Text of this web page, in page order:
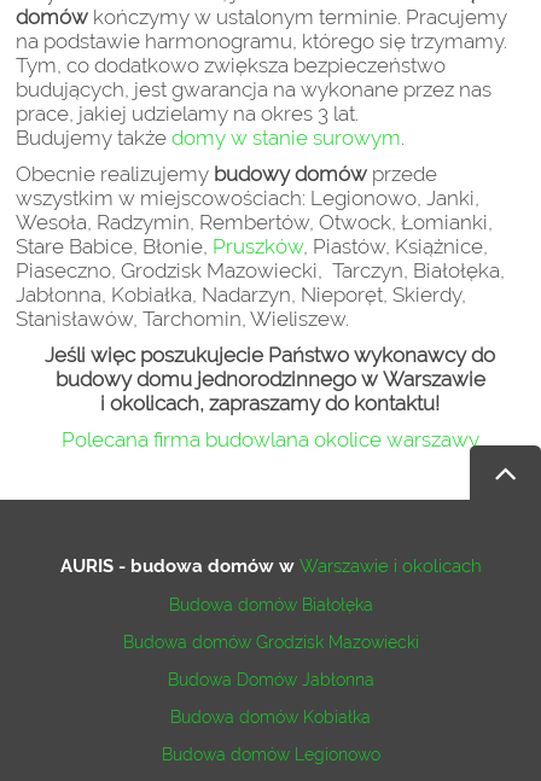
domów kończymy w ustalonym terminie. Pracujemy
na podstawie harmonogramu, którego się trzymamy.
Tym, co dodatkowo zwiększa bezpieczeństwo
budujących, jest gwarancja na wykonane przez nas
prace, jakiej udzielamy na okres 3 lat.
Budujemy takżedomy w stanie surowym.
Obecnie realizujemy budowy domów przede
wszystkim w miejscowościach: Legionowo, Janki,
Wesoła, Radzymin, Rembertów, Otwock, Łomianki,
Stare Babice, Błonie, Pruszków, Piastów, Książnice,
Piaseczno, Grodzisk Mazowiecki, Tarczyn, Białołęka,
Jabłonna, Kobiałka, Nadarzyn, Nieporęt, Skierdy,
Stanisławów, Tarchomin, Wieliszew.
Jeśli więc poszukujecie Państwo wykonawcy do
budowy domu jednorodzinnego w Warszawie
i okolicach, zapraszamy do kontaktu!
Polecana firma budowlana okolice warszawy
AURIS - budowa domóww Warszawie i okolicach
Budowa domów Białołęka
Budowa domów Grodzisk Mazowiecki
Budowa Domów Jabłonna
Budowa domów Kobiałka
Budowa domów Legionowo